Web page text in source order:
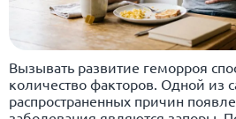
Вызывать развитие геморроя
количество факторов. Одной из
распространенных причин